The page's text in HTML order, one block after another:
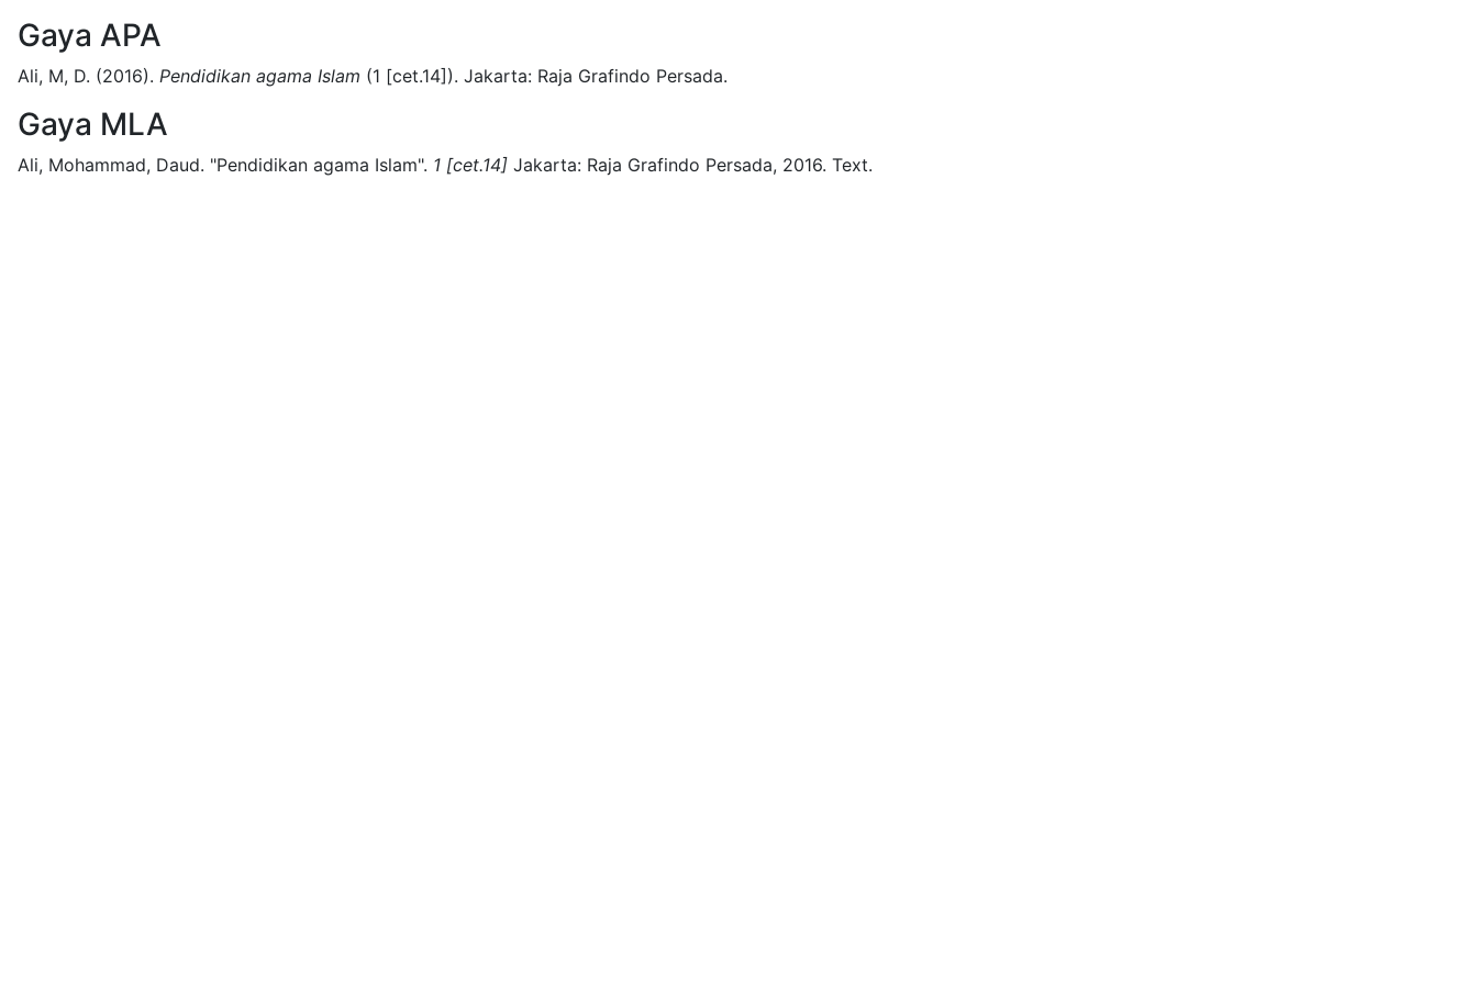
Gaya APA
Ali, M, D. (2016). Pendidikan agama Islam (1 [cet.14]). Jakarta: Raja Grafindo Persada.
Gaya MLA
Ali, Mohammad, Daud. "Pendidikan agama Islam". 1 [cet.14] Jakarta: Raja Grafindo Persada, 2016. Text.